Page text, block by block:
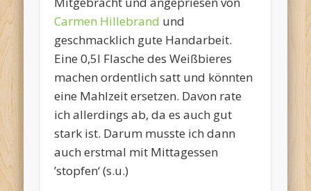
Carmen Hillebrand und
geschmacklich gute Handarbeit.
Eine 0,5l Flasche des Weißbieres
machen ordentlich satt und könnten
eine Mahlzeit ersetzen. Davon rate
ich allerdings ab, da es auch gut
stark ist. Darum musste ich dann
auch erstmal mit Mittagessen
’stopfen‘ (s.u.)